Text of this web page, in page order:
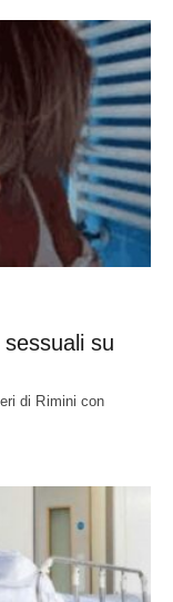
su
di Rimini con